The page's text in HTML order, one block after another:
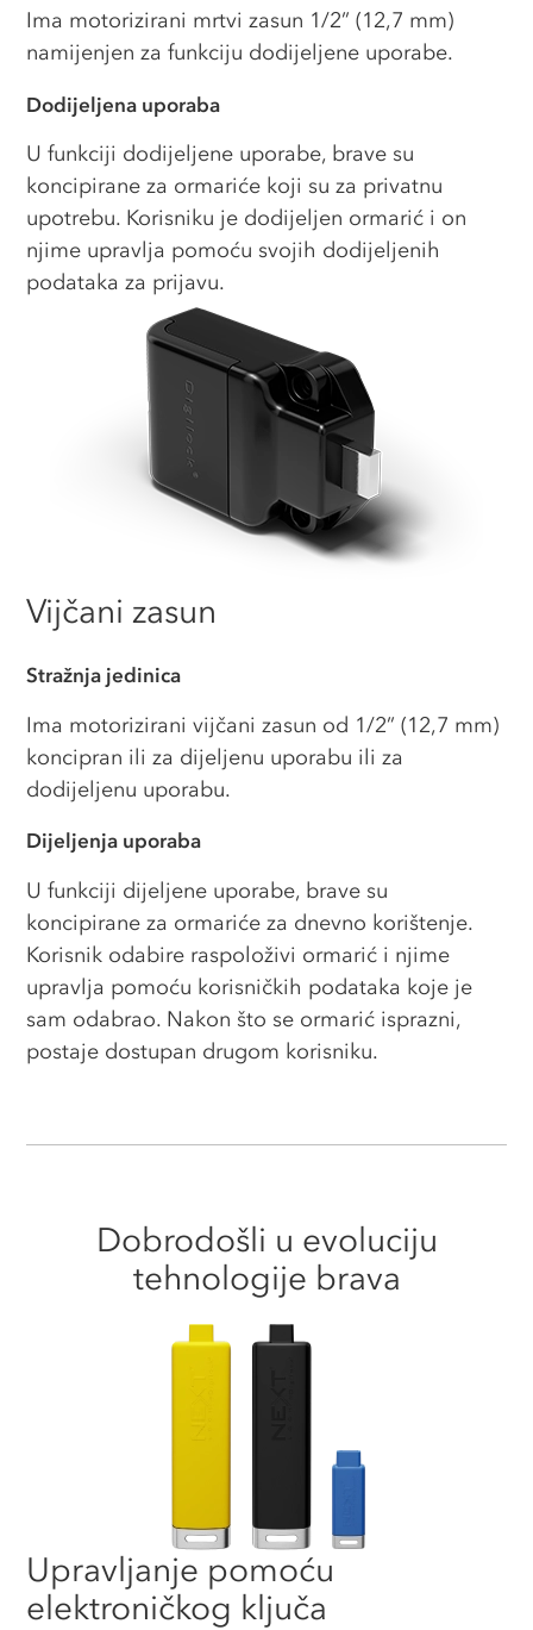
Ima motorizirani mrtvi zasun 1/2” (12,7 mm)
namijenjen za funkciju dodijeljene uporabe.
Dodijeljena uporaba
U funkciji dodijeljene uporabe, brave su
koncipirane za ormariće koji su za privatnu
upotrebu. Korisniku je dodijeljen ormarić i on
njime upravlja pomoću svojih dodijeljenih
podataka za prijavu.
Vijčani zasun
Stražnja jedinica
Ima motorizirani vijčani zasun od 1/2” (12,7 mm)
koncipran ili za dijeljenu uporabu ili za
dodijeljenu uporabu.
Dijeljenja uporaba
U funkciji dijeljene uporabe, brave su
koncipirane za ormariće za dnevno korištenje.
Korisnik odabire raspoloživi ormarić i njime
upravlja pomoću korisničkih podataka koje je
sam odabrao. Nakon što se ormarić isprazni,
postaje dostupan drugom korisniku.
Dobrodošli u evoluciju
tehnologije brava
Upravljanje pomoću
elektroničkog ključa